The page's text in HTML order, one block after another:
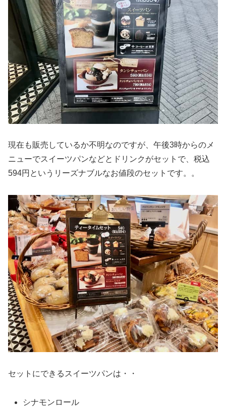
現在も販売しているか不明なのですが、午後3時からのメ
ニューでスイーツパンなどとドリンクがセットで、税込
594円というリーズナブルなお値段のセットです。。
セットにできるスイーツパンは・・
シナモンロール